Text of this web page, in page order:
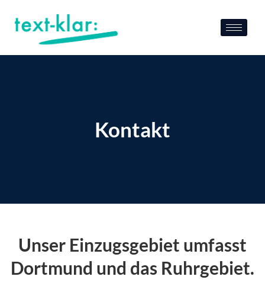
Inhalt
springen
Kontakt
Unser Einzugsgebiet umfasst
Dortmund und das Ruhrgebiet.